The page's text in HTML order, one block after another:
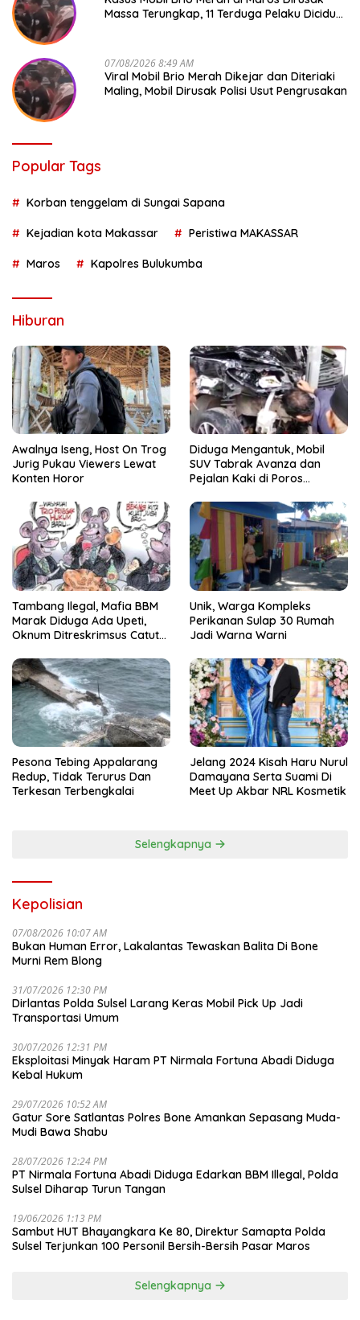
Massa Terungkap, 11 Terduga Pelaku Diciduk
07/08/2026 8:49 AM
Viral Mobil Brio Merah Dikejar dan Diteriaki
Maling, Mobil Dirusak Polisi Usut Pengrusakan
Popular Tags
Korban tenggelam di Sungai Sapana
Kejadian kota Makassar Peristiwa MAKASSAR
Maros Kapolres Bulukumba
Hiburan
Awalnya Iseng, Host On Trog
Jurig Pukau Viewers Lewat
Konten Horor
Diduga Mengantuk, Mobil
SUV Tabrak Avanza dan
Pejalan Kaki di Poros
Tambang Ilegal, Mafia BBM
Marak Diduga Ada Upeti,
Oknum Ditreskrimsus Catut
Unik, Warga Kompleks
Perikanan Sulap 30 Rumah
Jadi Warna Warni
Pesona Tebing Appalarang
Redup, Tidak Terurus Dan
Terkesan Terbengkalai
Jelang 2024 Kisah Haru Nurul
Damayana Serta Suami Di
Meet Up Akbar NRL Kosmetik
Selengkapnya
Kepolisian
07/08/2026 10:07 AM
Bukan Human Error, Lakalantas Tewaskan Balita Di Bone
Murni Rem Blong
31/07/2026 12:30 PM
Dirlantas Polda Sulsel Larang Keras Mobil Pick Up Jadi
Transportasi Umum
30/07/2026 12:31 PM
Eksploitasi Minyak Haram PT Nirmala Fortuna Abadi Diduga
Kebal Hukum
29/07/2026 10:52 AM
Gatur Sore Satlantas Polres Bone Amankan Sepasang Muda-
Mudi Bawa Shabu
28/07/2026 12:24 PM
PT Nirmala Fortuna Abadi Diduga Edarkan BBM Illegal, Polda
Sulsel Diharap Turun Tangan
19/06/2026 1:13 PM
Sambut HUT Bhayangkara Ke 80, Direktur Samapta Polda
Sulsel Terjunkan 100 Personil Bersih-Bersih Pasar Maros
Selengkapnya